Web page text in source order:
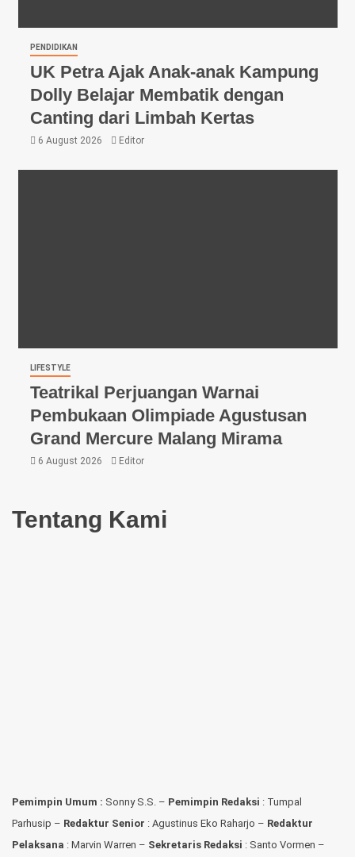
PENDIDIKAN
UK Petra Ajak Anak-anak Kampung
Dolly Belajar Membatik dengan
Canting dari Limbah Kertas
6 August 2026 Editor
LIFESTYLE
Teatrikal Perjuangan Warnai
Pembukaan Olimpiade Agustusan
Grand Mercure Malang Mirama
6 August 2026 Editor
Tentang Kami
Pemimpin Umum : Sonny S.S. – Pemimpin Redaksi : Tumpal
Parhusip – Redaktur Senior : Agustinus Eko Raharjo – Redaktur
Pelaksana : Marvin Warren – Sekretaris Redaksi : Santo Vormen –